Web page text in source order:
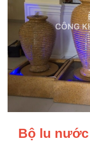
Bộ lu